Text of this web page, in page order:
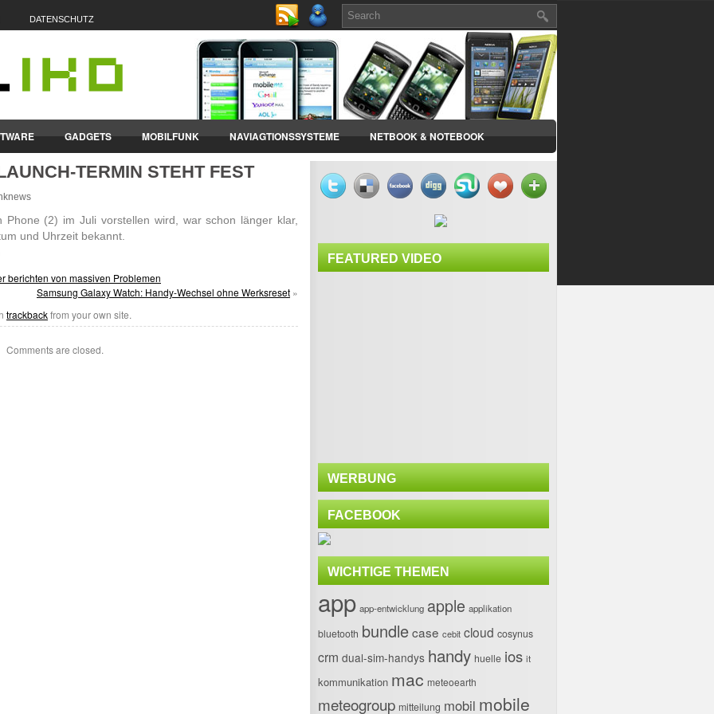
DATENSCHUTZ
GADGETS MOBILFUNK NAVIAGTIONSSYSTEME NETBOOK & NOTEBOOK
PCS VERTRÄGE & TARIFE
TERMIN STEHT FEST
Phone (2) im Juli vorstellen wird, war schon länger klar,
und Uhrzeit bekannt.
berichten von massiven Problemen
Samsung Galaxy Watch: Handy-Wechsel ohne Werksreset »
trackbackfrom your own site.
Comments are closed.
FEATURED VIDEO
WERBUNG
FACEBOOK
WICHTIGE THEMEN
app app-entwicklung apple applikation
bluetooth bundlecase cebit cloud cosynus
crm dual-sim-handys handy huelle ios it
kommunikation mac meteoearth
meteogroup mitteilung mobil mobile